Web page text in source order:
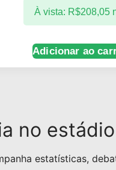
À vista: R$208,05
Adicionar ao
no estádio
estatísticas,